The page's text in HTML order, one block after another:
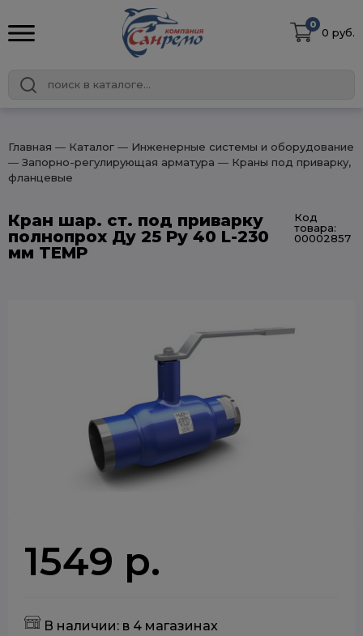
0
0 руб.
Главная ― Каталог ― Инженерные системы и оборудование
― Запорно-регулирующая арматура ― Краны под приварку,
фланцевые
Кран шар. ст. под приварку
полнопрох Ду 25 Ру 40 L-230
мм TEMP
Код
товара:
00002857
1549 р.
В наличии: в 4 магазинах